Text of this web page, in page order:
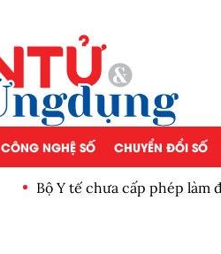
CÔNG NGHỆ SỐ CHUYỂN ĐỔI SỐ
Bộ Y tế chưa cấp phép làm